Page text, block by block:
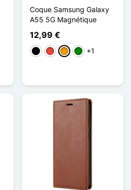
Coque Samsung Galaxy
A55 5G Magnétique
12,99 €
PretoVermelho
LaranjaVerde
+1